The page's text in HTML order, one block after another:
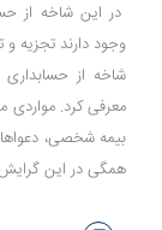
در این شاخه از
وجود دارند تجزیه و
شاخه از
معرفی کرد. مواردی
بیمه شخصی،
همگی در این گرایش